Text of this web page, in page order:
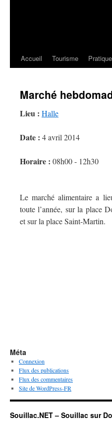
Accueil Tourisme Pratique
Marché
Lieu : Halle
Date : 4 avril 2014
Horaire : 08h00 - 12h30
Le marché alimentaire a
toute l’année, sur la place
et sur la place Saint-Martin.
Méta
Connexion
Flux des publications
Flux des commentaires
Site de WordPress-FR
Souillac.NET – Souillac sur